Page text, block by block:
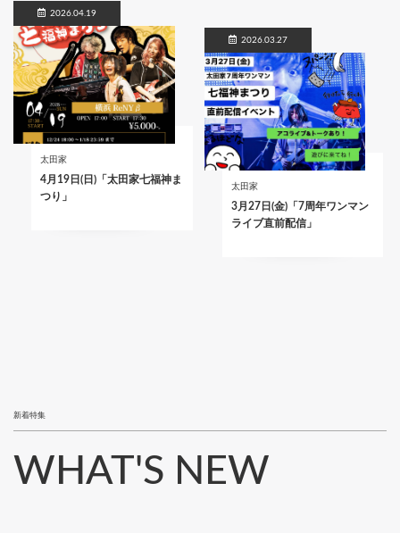
2026.04.19
太田家
4月19日(日)「太田家七福神ま
つり」
2026.03.27
太田家
3月27日(金)「7周年ワンマン
ライブ直前配信」
新着特集
WHAT'S NEW